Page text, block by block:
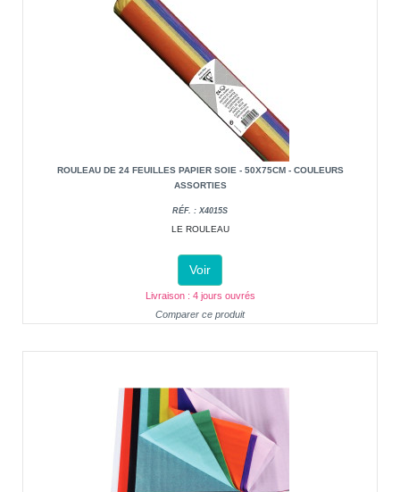
ROULEAU DE 24 FEUILLES PAPIER SOIE - 50X75CM - COULEURS
ASSORTIES
RÉF. : X4015S
LE ROULEAU
Voir
Livraison : 4 jours ouvrés
Comparer ce produit